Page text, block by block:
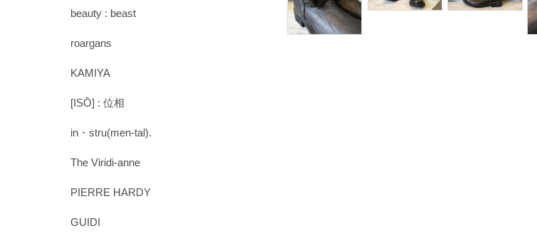
beauty : beast
roargans
KAMIYA
[ISŌ] : 位相
in・stru(men-tal).
The Viridi-anne
PIERRE HARDY
GUIDI